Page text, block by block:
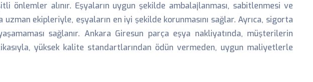
önlemler alınır. Eşyaların uygun şekilde ambalajlanması, sabitlenmesi ve
ekipleriyle, eşyaların en iyi şekilde korunmasını sağlar. Ayrıca, sigorta
sağlanır. Ankara Giresun parça eşya nakliyatında, müşterilerin
yüksek kalite standartlarından ödün vermeden, uygun maliyetlerle